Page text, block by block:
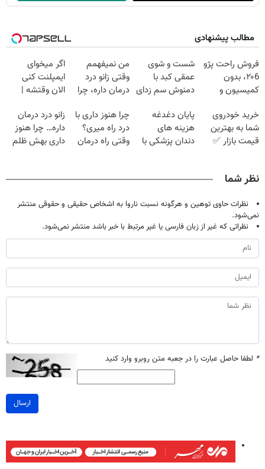
مطالب پیشنهادی
فروش راحت پژو
۲۰6، بدون
کمیسیون و
شست و شوی
عمقی کبد با
دمنوش سم زدای
من نمیفهمم
وقتی زانو درد
درمان داره، چرا
تحمل میکنی؟❗
اگر میخوای
ایمپلنت کنی
الان وقتشه |
میلیون تومان!!!
خرید خودروی
شما به بهترین
قیمت بازار ✅
پایان دغدغه
هزینه های
دندان پزشکی با
چرا هنوز داری با
درد راه میری؟
وقتی راه درمان
زانو درد درمان
داره… چرا هنوز
داری بهش ظلم
نظر شما
نظرات حاوی توهین و هرگونه نسبت ناروا به اشخاص حقیقی و حقوقی منتشر
نمی‌شود.
نظراتی که غیر از زبان فارسی یا غیر مرتبط با خبر باشد منتشر نمی‌شود.
* لطفا حاصل عبارت را در جعبه متن روبرو وارد کنید
ارسال